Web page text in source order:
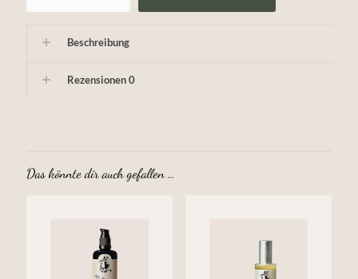
Beschreibung
Rezensionen0
Das könnte dir auch gefallen …